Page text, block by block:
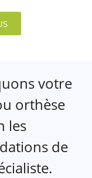
votre
orthèse
les
de